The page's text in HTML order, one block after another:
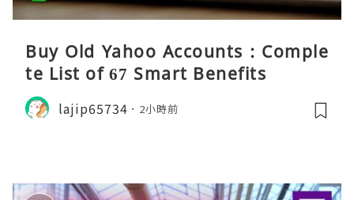
Buy Old Yahoo Accounts : Comple
te List of 67 Smart Benefits
lajip65734 2小時前